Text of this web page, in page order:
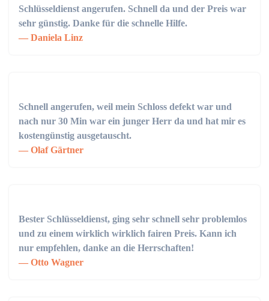
Schlüsseldienst angerufen. Schnell da und der Preis war
sehr günstig. Danke für die schnelle Hilfe.
Daniela Linz
Schnell angerufen, weil mein Schloss defekt war und
nach nur 30 Min war ein junger Herr da und hat mir es
kostengünstig ausgetauscht.
Olaf Gärtner
Bester Schlüsseldienst, ging sehr schnell sehr problemlos
und zu einem wirklich wirklich fairen Preis. Kann ich
nur empfehlen, danke an die Herrschaften!
Otto Wagner